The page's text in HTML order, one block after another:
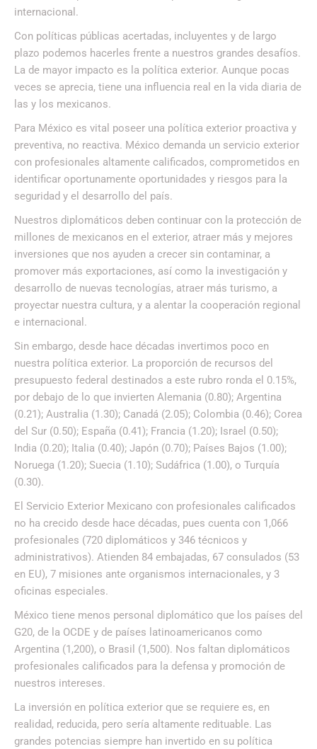
internacional.
Con políticas públicas acertadas, incluyentes y de largo
plazo podemos hacerles frente a nuestros grandes desafíos.
La de mayor impacto es la política exterior. Aunque pocas
veces se aprecia, tiene una influencia real en la vida diaria de
las y los mexicanos.
Para México es vital poseer una política exterior proactiva y
preventiva, no reactiva. México demanda un servicio exterior
con profesionales altamente calificados, comprometidos en
identificar oportunamente oportunidades y riesgos para la
seguridad y el desarrollo del país.
Nuestros diplomáticos deben continuar con la protección de
millones de mexicanos en el exterior, atraer más y mejores
inversiones que nos ayuden a crecer sin contaminar, a
promover más exportaciones, así como la investigación y
desarrollo de nuevas tecnologías, atraer más turismo, a
proyectar nuestra cultura, y a alentar la cooperación regional
e internacional.
Sin embargo, desde hace décadas invertimos poco en
nuestra política exterior. La proporción de recursos del
presupuesto federal destinados a este rubro ronda el 0.15%,
por debajo de lo que invierten Alemania (0.80); Argentina
(0.21); Australia (1.30); Canadá (2.05); Colombia (0.46); Corea
del Sur (0.50); España (0.41); Francia (1.20); Israel (0.50);
India (0.20); Italia (0.40); Japón (0.70); Países Bajos (1.00);
Noruega (1.20); Suecia (1.10); Sudáfrica (1.00), o Turquía
(0.30).
El Servicio Exterior Mexicano con profesionales calificados
no ha crecido desde hace décadas, pues cuenta con 1,066
profesionales (720 diplomáticos y 346 técnicos y
administrativos). Atienden 84 embajadas, 67 consulados (53
en EU), 7 misiones ante organismos internacionales, y 3
oficinas especiales.
México tiene menos personal diplomático que los países del
G20, de la OCDE y de países latinoamericanos como
Argentina (1,200), o Brasil (1,500). Nos faltan diplomáticos
profesionales calificados para la defensa y promoción de
nuestros intereses.
La inversión en política exterior que se requiere es, en
realidad, reducida, pero sería altamente redituable. Las
grandes potencias siempre han invertido en su política